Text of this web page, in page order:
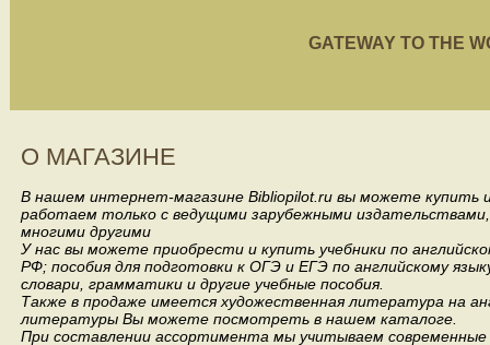
GATEWAY TO THE
О МАГАЗИНЕ
В нашем интернет-магазине Bibliopilot.ru вы можете купить
работаем только с ведущими зарубежными издательствами,
многими другими
У нас вы можете приобрести и купить учебники по
РФ; пособия для подготовки к ОГЭ и ЕГЭ по английскому
словари, грамматики и другие учебные пособия.
Также в продаже имеется художественная литература на
литературы Вы можете посмотреть в нашем каталоге.
При составлении ассортимента мы учитываем